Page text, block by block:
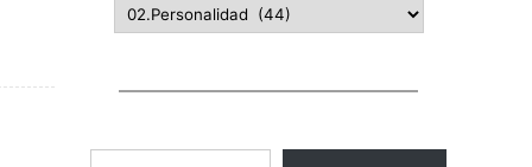
Escribe tu correo electrónico…